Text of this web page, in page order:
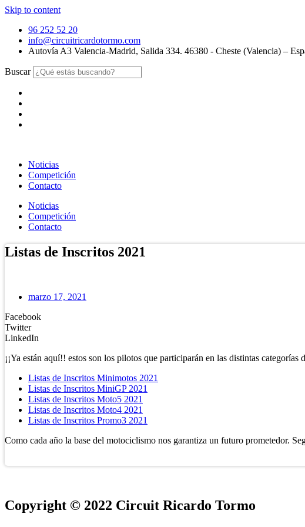
Skip to content
96 252 52 20
info@circuitricardotormo.com
Autovía A3 Valencia-Madrid, Salida 334. 46380 - Cheste (Valencia) –
Buscar
Noticias
Competición
Contacto
Noticias
Competición
Contacto
Listas de Inscritos 2021
marzo 17, 2021
Facebook
Twitter
LinkedIn
¡¡Ya están aquí!! estos son los pilotos que participarán en las distintas categorías
Listas de Inscritos Minimotos 2021
Listas de Inscritos MiniGP 2021
Listas de Inscritos Moto5 2021
Listas de Inscritos Moto4 2021
Listas de Inscritos Promo3 2021
Como cada año la base del motociclismo nos garantiza un futuro prometedor.
Copyright © 2022 Circuit Ricardo Tormo